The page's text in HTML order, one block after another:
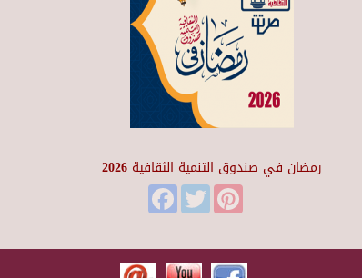
رمضان في صندوق التنمية الثقافية 2026
FacebookTwitter